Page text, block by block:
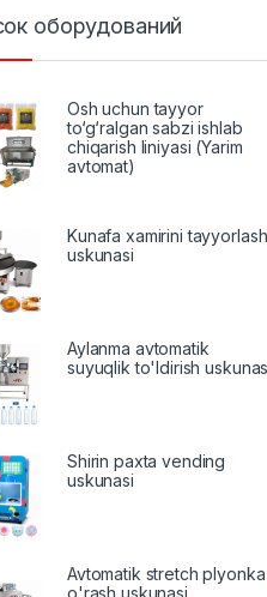
оборудований
Osh uchun tayyor
to‘g‘ralgan sabzi ishlab
chiqarish liniyasi (Yarim
avtomat)
Kunafa xamirini tayyorlash
uskunasi
Aylanma avtomatik
suyuqlik to'ldirish
Shirin paxta vending
uskunasi
Avtomatik stretch plyonka
o'rash uskunasi